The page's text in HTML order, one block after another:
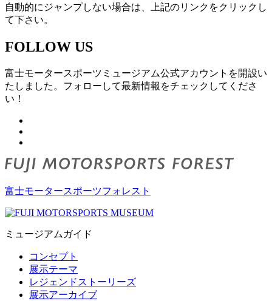
自動的にジャンプしない場合は、上記のリンクをクリックし
て下さい。
FOLLOW US
富士モータースポーツミュージアム公式アカウントを開設い
たしました。フォローして最新情報をチェックしてくださ
い！
富士モータースポーツフォレスト
ミュージアムガイド
コンセプト
展示テーマ
レジェンドストーリーズ
展示アーカイブ